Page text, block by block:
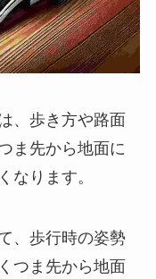
、歩き方や路面
ま先から地面に
なります。
、歩行時の姿勢
つま先から地面